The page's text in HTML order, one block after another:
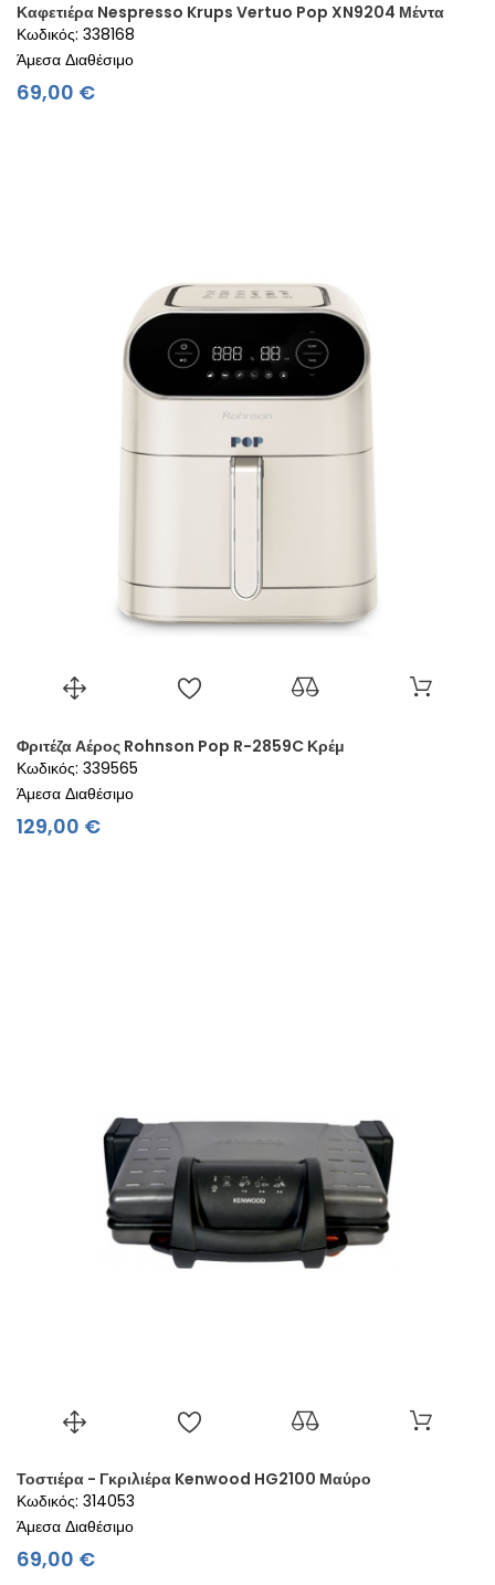
Καφετιέρα Nespresso Krups Vertuo Pop XN9204 Μέντα
Κωδικός: 338168
Άμεσα Διαθέσιμο
69,00 €Τιμή
Φριτέζα Αέρος Rohnson Pop R-2859C Κρέμ
Κωδικός: 339565
Άμεσα Διαθέσιμο
129,00 €Τιμή
Τοστιέρα - Γκριλιέρα Kenwood HG2100 Μαύρο
Κωδικός: 314053
Άμεσα Διαθέσιμο
69,00 €Τιμή